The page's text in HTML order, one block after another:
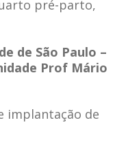
pré-parto,
de São Paulo –
Prof Mário
implantação de